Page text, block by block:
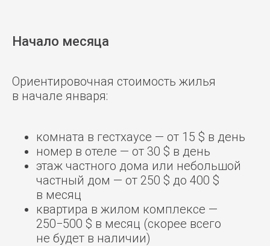
Начало месяца
Ориентировочная стоимость жилья
в начале января:
комната в гестхаусе — от 15 $ в день
номер в отеле — от 30 $ в день
этаж частного дома или небольшой
частный дом — от 250 $ до 400 $
в месяц
квартира в жилом комплексе —
250−500 $ в месяц (скорее всего
не будет в наличии)